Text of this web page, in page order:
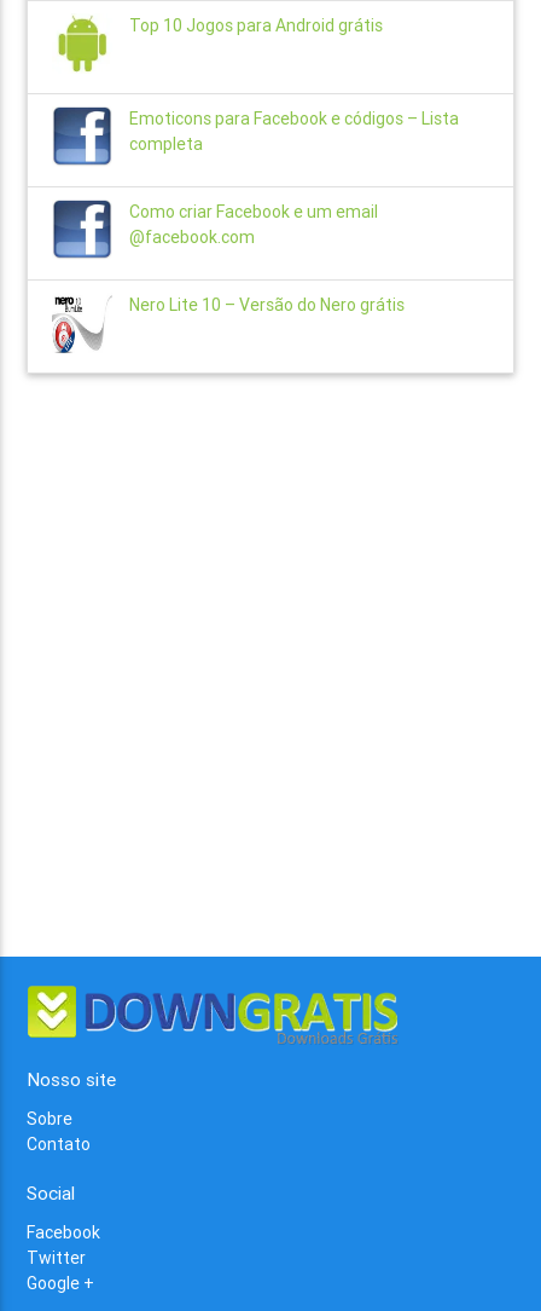
Top 10 Jogos para Android grátis
Emoticons para Facebook e códigos – Lista
completa
Como criar Facebook e um email
@facebook.com
Nero Lite 10 – Versão do Nero grátis
Nosso site
Sobre
Contato
Social
Facebook
Twitter
Google +